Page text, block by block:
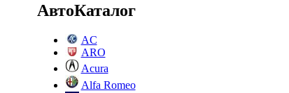
АвтоКаталог
AC
ARO
Acura
Alfa Romeo